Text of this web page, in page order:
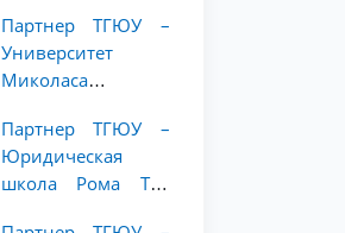
студентов 2–3
курсов ТГЮУ
программу
академической
мобильности для
курсов ТГЮУ
Партнер ТГЮУ –
Университет
Миколаса
объявляет
программу
академической
Партнер ТГЮУ –
Юридическая
школа Рома Тре